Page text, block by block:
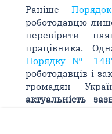
Раніше
роботодавцю
перевірити
працівника.
Порядку №
роботодавців і
громадян
актуальність
шляхом їх звірки